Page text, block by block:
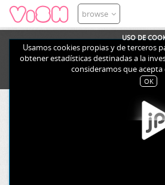
USO DE
Usamos cookies propias y de terceros
obtener estadísticas destinadas a la
consideramos que acepta
OK
browse